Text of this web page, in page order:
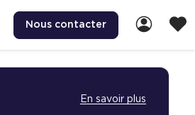
Nous contacter
En savoir plus